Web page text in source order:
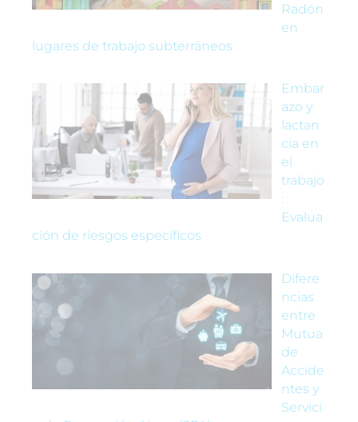
Radón
en
lugares de trabajo subterráneos
Embar
azo y
lactan
cia en
el
trabajo
:
Evalua
ción de riesgos específicos
Difere
ncias
entre
Mutua
de
Accide
ntes y
Servici